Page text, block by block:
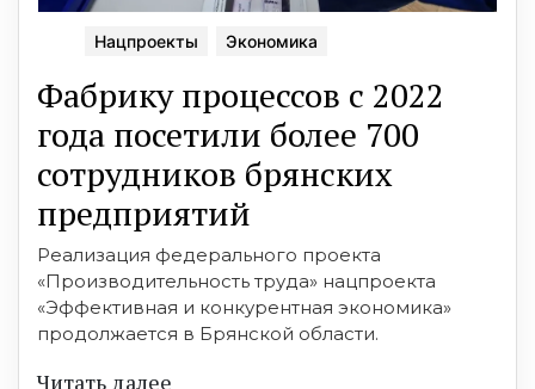
Нацпроекты Экономика
Фабрику процессов с 2022
года посетили более 700
сотрудников брянских
предприятий
Реализация федерального проекта
«Производительность труда» нацпроекта
«Эффективная и конкурентная экономика»
продолжается в Брянской области.
Читать далее